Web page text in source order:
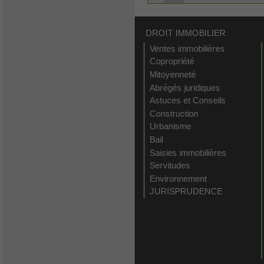
DROIT IMMOBILIER
Ventes immobilières
Copropriété
Mitoyenneté
Abrégés juridiques
Astuces et Conseils
Construction
Urbanisme
Bail
Saisies immobilières
Servitudes
Environnement
JURISPRUDENCE